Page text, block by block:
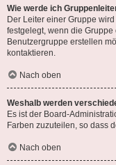
Wie werde ich
Der Leiter einer Gruppe
festgelegt, wenn die
Benutzergruppe erstellen
kontaktieren.
Nach oben
Weshalb werden
Es ist der Board-
Farben zuzuteilen, so dass
Nach oben